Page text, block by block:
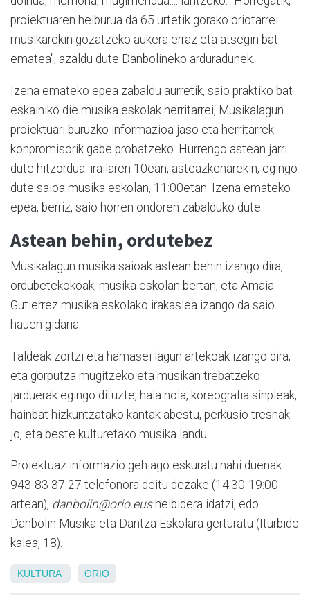
proiektuaren helburua da 65 urtetik gorako oriotarrei
musikarekin gozatzeko aukera erraz eta atsegin bat
ematea", azaldu dute Danbolineko arduradunek.
Izena emateko epea zabaldu aurretik, saio praktiko bat
eskainiko die musika eskolak herritarrei, Musikalagun
proiektuari buruzko informazioa jaso eta herritarrek
konpromisorik gabe probatzeko. Hurrengo astean jarri
dute hitzordua: irailaren 10ean, asteazkenarekin, egingo
dute saioa musika eskolan, 11:00etan. Izena emateko
epea, berriz, saio horren ondoren zabalduko dute.
Astean behin, ordutebez
Musikalagun musika saioak astean behin izango dira,
ordubetekokoak, musika eskolan bertan, eta Amaia
Gutierrez musika eskolako irakaslea izango da saio
hauen gidaria.
Taldeak zortzi eta hamasei lagun artekoak izango dira,
eta gorputza mugitzeko eta musikan trebatzeko
jarduerak egingo dituzte, hala nola, koreografia sinpleak,
hainbat hizkuntzatako kantak abestu, perkusio tresnak
jo, eta beste kulturetako musika landu.
Proiektuaz informazio gehiago eskuratu nahi duenak
943-83 37 27 telefonora deitu dezake (14:30-19:00
artean), danbolin@orio.eushelbidera idatzi, edo
Danbolin Musika eta Dantza Eskolara gerturatu (Iturbide
kalea, 18).
KULTURA ORIO